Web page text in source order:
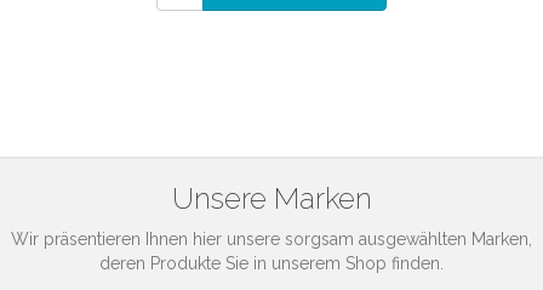
Unsere Marken
Wir präsentieren Ihnen hier unsere sorgsam ausgewählten Marken,
deren Produkte Sie in unserem Shop finden.